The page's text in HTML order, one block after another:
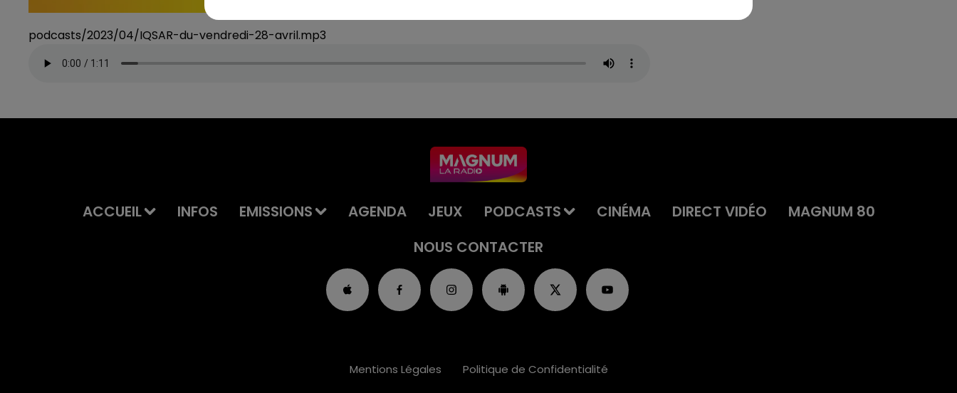
podcasts/2023/04/IQSAR-du-vendredi-28-avril.mp3
ACCUEIL INFOS EMISSIONS AGENDA JEUX PODCASTS CINÉMA DIRECT VIDÉO
MAGNUM 80
NOUS CONTACTER
Mentions Légales Politique de Confidentialité